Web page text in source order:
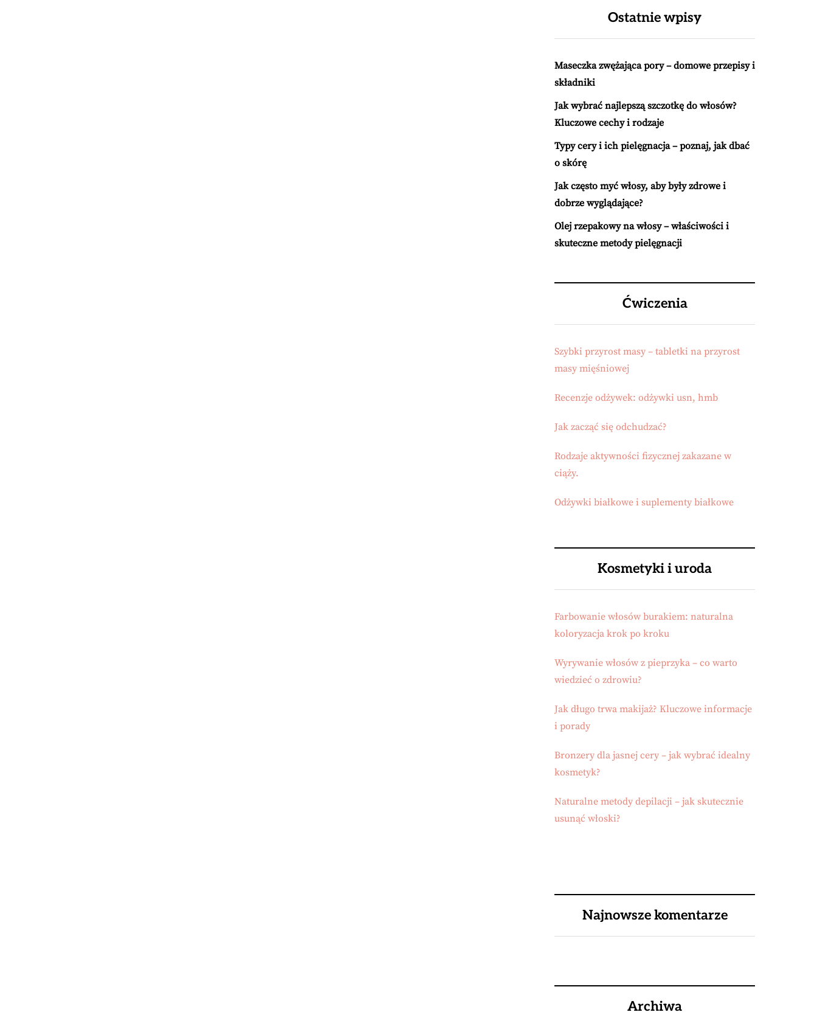
Ostatnie wpisy
Maseczka zwężająca pory – domowe przepisy i
składniki
Jak wybrać najlepszą szczotkę do włosów?
Kluczowe cechy i rodzaje
Typy cery i ich pielęgnacja – poznaj, jak dbać
o skórę
Jak często myć włosy, aby były zdrowe i
dobrze wyglądające?
Olej rzepakowy na włosy – właściwości i
skuteczne metody pielęgnacji
Ćwiczenia
Szybki przyrost masy – tabletki na przyrost
masy mięśniowej
Recenzje odżywek: odżywki usn, hmb
Jak zacząć się odchudzać?
Rodzaje aktywności fizycznej zakazane w
ciąży.
Odżywki białkowe i suplementy białkowe
Kosmetyki i uroda
Farbowanie włosów burakiem: naturalna
koloryzacja krok po kroku
Wyrywanie włosów z pieprzyka – co warto
wiedzieć o zdrowiu?
Jak długo trwa makijaż? Kluczowe informacje
i porady
Bronzery dla jasnej cery – jak wybrać idealny
kosmetyk?
Naturalne metody depilacji – jak skutecznie
usunąć włoski?
Najnowsze komentarze
Archiwa